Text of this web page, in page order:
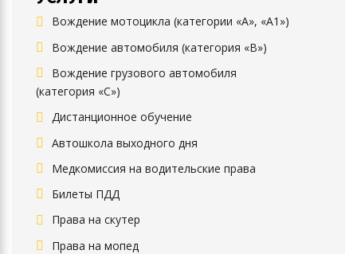
Вождение мотоцикла (категории «А», «А1»)
Вождение автомобиля (категория «B»)
Вождение грузового автомобиля
(категория «C»)
Дистанционное обучение
Автошкола выходного дня
Медкомиссия на водительские права
Билеты ПДД
Права на скутер
Права на мопед